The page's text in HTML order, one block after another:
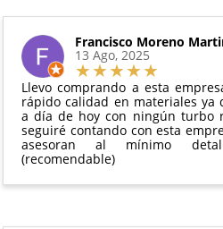
y compresores de aire
Todas nuestras garantías
vigente. Consulta nuestras
para más información.
pedido.
El productono debe
manipulado
Debe devolverse en su
perfectas condiciones
Francisco Moreno
13 Ago, 2025
Llevo comprando a esta
rápido calidad en materiales ya
a día de hoy con ningún turbo
seguiré contando con esta
asesoran al mínimo
(recomendable)